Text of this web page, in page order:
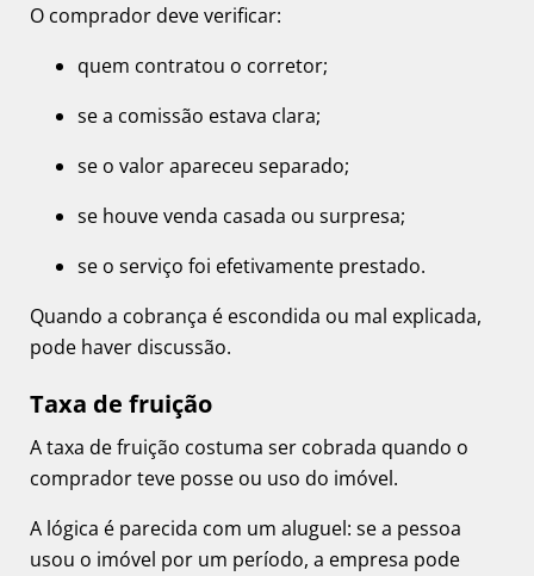
O comprador deve verificar:
quem contratou o corretor;
se a comissão estava clara;
se o valor apareceu separado;
se houve venda casada ou surpresa;
se o serviço foi efetivamente prestado.
Quando a cobrança é escondida ou mal explicada,
pode haver discussão.
Taxa de fruição
A taxa de fruição costuma ser cobrada quando o
comprador teve posse ou uso do imóvel.
A lógica é parecida com um aluguel: se a pessoa
usou o imóvel por um período, a empresa pode